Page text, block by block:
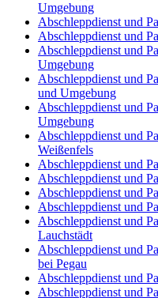
Umgebung
Abschleppdienst und
Abschleppdienst und
Abschleppdienst und
Umgebung
Abschleppdienst und
und Umgebung
Abschleppdienst und
Umgebung
Abschleppdienst und
Weißenfels
Abschleppdienst und
Abschleppdienst und
Abschleppdienst und
Abschleppdienst und
Abschleppdienst und
Lauchstädt
Abschleppdienst und
bei Pegau
Abschleppdienst und
Abschleppdienst und